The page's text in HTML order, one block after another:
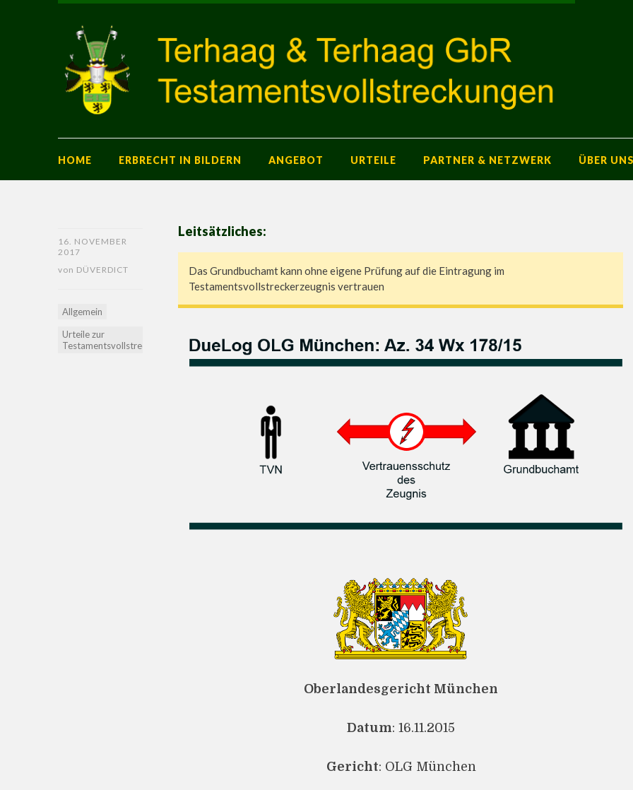
HOME ERBRECHT IN BILDERN ANGEBOT URTEILE PARTNER & NETZWERK ÜBER UNS
16. NOVEMBER
2017
von DÜVERDICT
Allgemein
Urteile zur
Testamentsvollstreckung
Leitsätzliches:
Das Grundbuchamt kann ohne eigene Prüfung auf die Eintragung im
Testamentsvollstreckerzeugnis vertrauen
Oberlandesgericht München
Datum: 16.11.2015
Gericht: OLG München